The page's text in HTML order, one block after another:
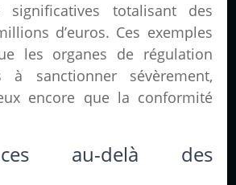
significatives totalisant des
d’euros. Ces exemples
les organes de régulation
à sanctionner sévèrement,
encore que la conformité
au-delà des